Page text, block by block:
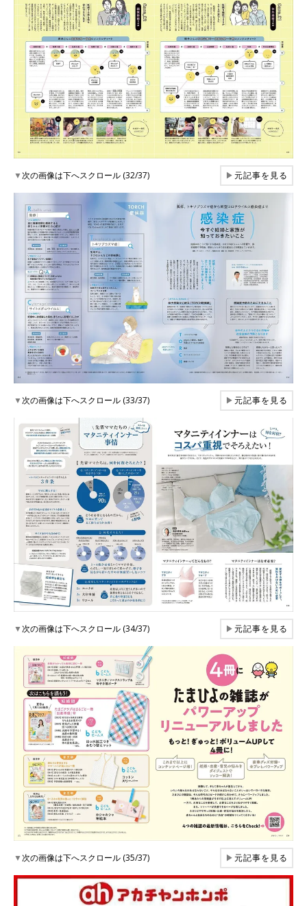
▼次の画像は下へスクロール (32/37) ▶元記事を見る
▼次の画像は下へスクロール (33/37) ▶元記事を見る
▼次の画像は下へスクロール (34/37) ▶元記事を見る
▼次の画像は下へスクロール (35/37) ▶元記事を見る